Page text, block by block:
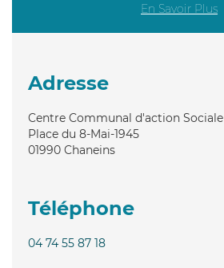
En Savoir Plus
Adresse
Centre Communal d'action Sociale
Place du 8-Mai-1945
01990 Chaneins
Téléphone
04 74 55 87 18